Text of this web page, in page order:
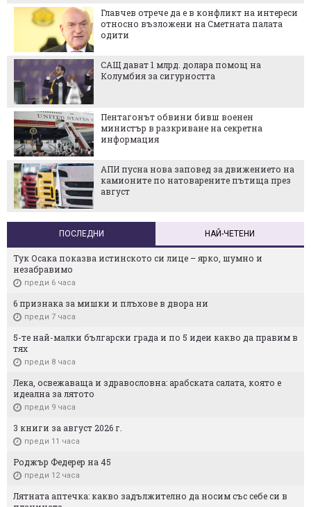
Главчев отрече да е в конфликт на интереси
относно възложени на Сметната палата
одити
САЩ дават 1 млрд. долара помощ на
Колумбия за сигурността
Пентагонът обвини бивш военен
министър в разкриване на секретна
информация
АПИ пусна нова заповед за движението на
камионите по натоварените пътища през
август
ПОСЛЕДНИ НАЙ-ЧЕТЕНИ
Тук Осака показва истинското си лице – ярко, шумно и
незабравимо
преди 6 часа
6 признака за мишки и плъхове в двора ни
преди 7 часа
5-те най-малки български градa и по 5 идеи какво да правим в
тях
преди 8 часа
Лека, освежаваща и здравословна: арабската салата, която е
идеална за лятото
преди 9 часа
3 книги за август 2026 г.
преди 11 часа
Роджър Федерер на 45
преди 12 часа
Лятната аптечка: какво задължително да носим със себе си в